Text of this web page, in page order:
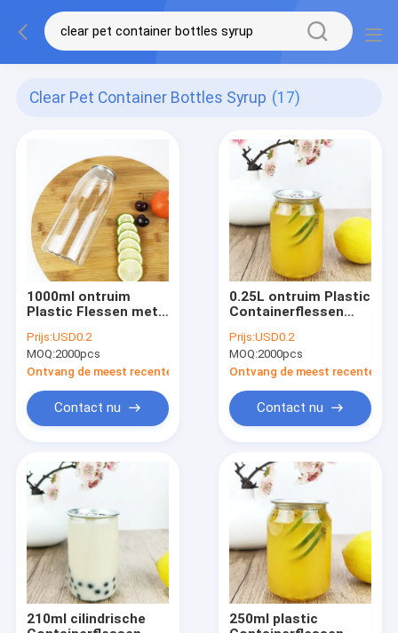
Clear Pet Container Bottles Syrup (17)
1000ml ontruim
Plastic Flessen met
Droge Vruchten van
de Trekkrachtdekking
Stroop van
Notenvullingen
Prijs:USD0.2
MOQ:2000pcs
Ontvang de meest recente Prijs
Contact nu
0.25L ontruim Plastic
Containerflessen
Waterdrank van de
Trekkrachtdekking
Prijs:USD0.2
MOQ:2000pcs
Ontvang de meest recente
Contact nu
210ml cilindrische
250ml plastic